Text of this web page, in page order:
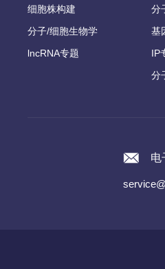
细胞株构建
分子/细胞生物学
lncRNA专题
分
基
IP
分
电